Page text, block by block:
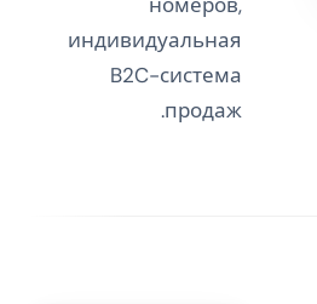
индивидуальная
B2C-система
продаж.